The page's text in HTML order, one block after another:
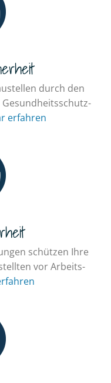
durch den
erfahren
schützen Ihre
vor Arbeits­